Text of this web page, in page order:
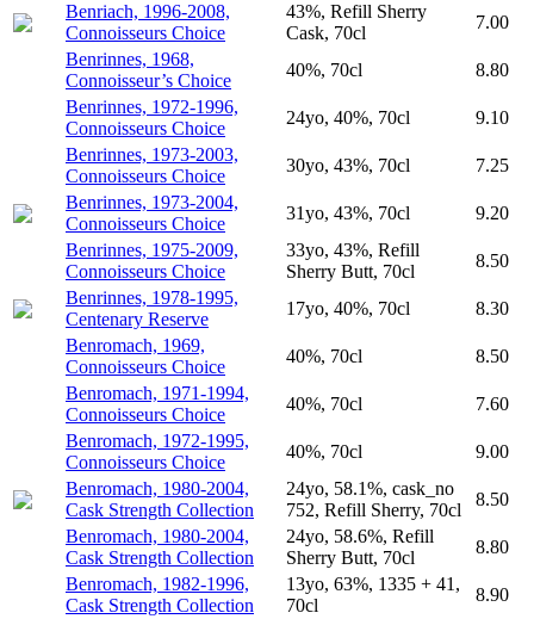
Benriach, 1996-2008,
Connoisseurs Choice
43%, Refill Sherry
Cask, 70cl
7.00
Benrinnes, 1968,
Connoisseur’s Choice
40%, 70cl
8.80
Benrinnes, 1972-1996,
Connoisseurs Choice
24yo, 40%, 70cl
9.10
Benrinnes, 1973-2003,
Connoisseurs Choice
30yo, 43%, 70cl
7.25
Benrinnes, 1973-2004,
Connoisseurs Choice
31yo, 43%, 70cl
9.20
Benrinnes, 1975-2009,
Connoisseurs Choice
33yo, 43%, Refill
Sherry Butt, 70cl
8.50
Benrinnes, 1978-1995,
Centenary Reserve
17yo, 40%, 70cl
8.30
Benromach, 1969,
Connoisseurs Choice
40%, 70cl
8.50
Benromach, 1971-1994,
Connoisseurs Choice
40%, 70cl
7.60
Benromach, 1972-1995,
Connoisseurs Choice
40%, 70cl
9.00
Benromach, 1980-2004,
Cask Strength Collection
24yo, 58.1%, cask_no
752, Refill Sherry, 70cl
8.50
Benromach, 1980-2004,
Cask Strength Collection
24yo, 58.6%, Refill
Sherry Butt, 70cl
8.80
Benromach, 1982-1996,
Cask Strength Collection
13yo, 63%, 1335 + 41,
70cl
8.90